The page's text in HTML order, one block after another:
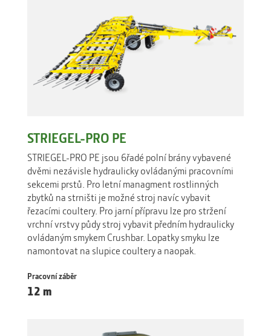
STRIEGEL-PRO PE
STRIEGEL-PRO PE jsou 6řadé polní brány vybavené
dvěmi nezávisle hydraulicky ovládanými pracovními
sekcemi prstů. Pro letní managment rostlinných
zbytků na strništi je možné stroj navíc vybavit
řezacími coultery. Pro jarní přípravu lze pro stržení
vrchní vrstvy půdy stroj vybavit předním hydraulicky
ovládaným smykem Crushbar. Lopatky smyku lze
namontovat na slupice coultery a naopak.
Pracovní záběr
12 m